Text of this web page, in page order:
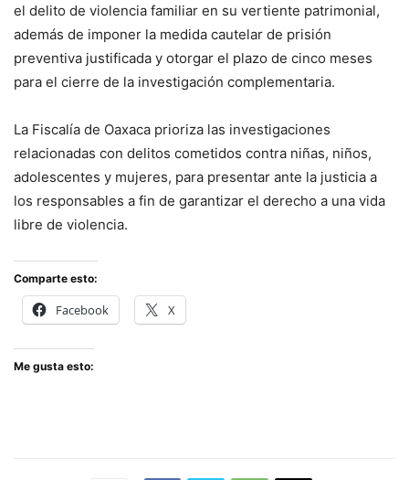
el delito de violencia familiar en su vertiente patrimonial,
además de imponer la medida cautelar de prisión
preventiva justificada y otorgar el plazo de cinco meses
para el cierre de la investigación complementaria.
La Fiscalía de Oaxaca prioriza las investigaciones
relacionadas con delitos cometidos contra niñas, niños,
adolescentes y mujeres, para presentar ante la justicia a
los responsables a fin de garantizar el derecho a una vida
libre de violencia.
Comparte esto:
Facebook X
Me gusta esto: